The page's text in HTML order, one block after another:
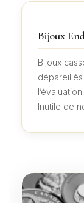
Bijoux
Bijoux
dépareillés
Inutile de